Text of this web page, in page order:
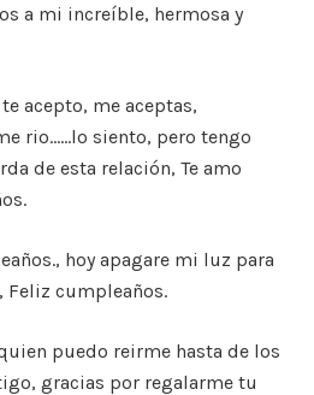
a mi increíble, hermosa y
acepto, me aceptas,
rio……lo siento, pero tengo
de esta relación, Te amo
hoy apagare mi luz para
cumpleaños.
puedo reirme hasta de los
gracias por regalarme tu